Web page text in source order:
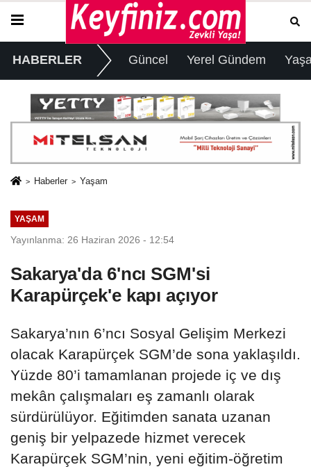
HABERLER Güncel Yerel Gündem
Haberler Yaşam
YAŞAM
Yayınlanma: 26 Haziran 2026 - 12:54
Sakarya'da 6'ncı SGM'si
Karapürçek'e kapı açıyor
Sakarya’nın 6’ncı Sosyal Gelişim Merkezi
olacak Karapürçek SGM’de sona yaklaşıldı.
Yüzde 80’i tamamlanan projede iç ve dış
mekân çalışmaları eş zamanlı olarak
sürdürülüyor. Eğitimden sanata uzanan
geniş bir yelpazede hizmet verecek
Karapürçek SGM’nin, yeni eğitim-öğretim